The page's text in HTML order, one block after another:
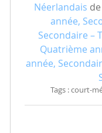
Néerlandais
année,
Secondaire –
Quatrième
année,
Tags : court-